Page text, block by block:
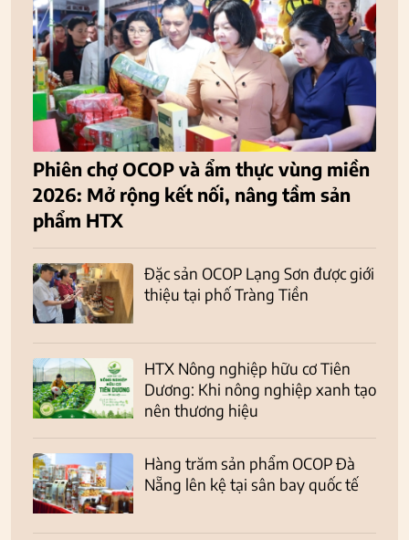
Phiên chợ OCOP và ẩm thực vùng miền
2026: Mở rộng kết nối, nâng tầm sản
phẩm HTX
Đặc sản OCOP Lạng Sơn được giới
thiệu tại phố Tràng Tiền
HTX Nông nghiệp hữu cơ Tiên
Dương: Khi nông nghiệp xanh tạo
nên thương hiệu
Hàng trăm sản phẩm OCOP Đà
Nẵng lên kệ tại sân bay quốc tế